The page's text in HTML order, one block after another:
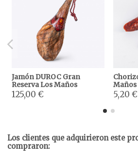
Jamón DUROC Gran
Reserva Los Maños
125,00 €
Maños
5,20 €
Los clientes que adquirieron este
compraron: